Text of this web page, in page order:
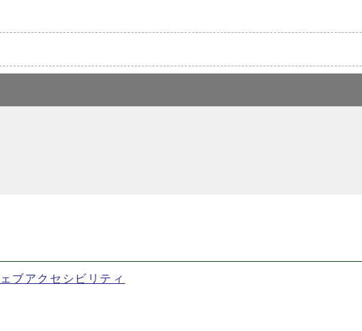
ブアクセシビリティ